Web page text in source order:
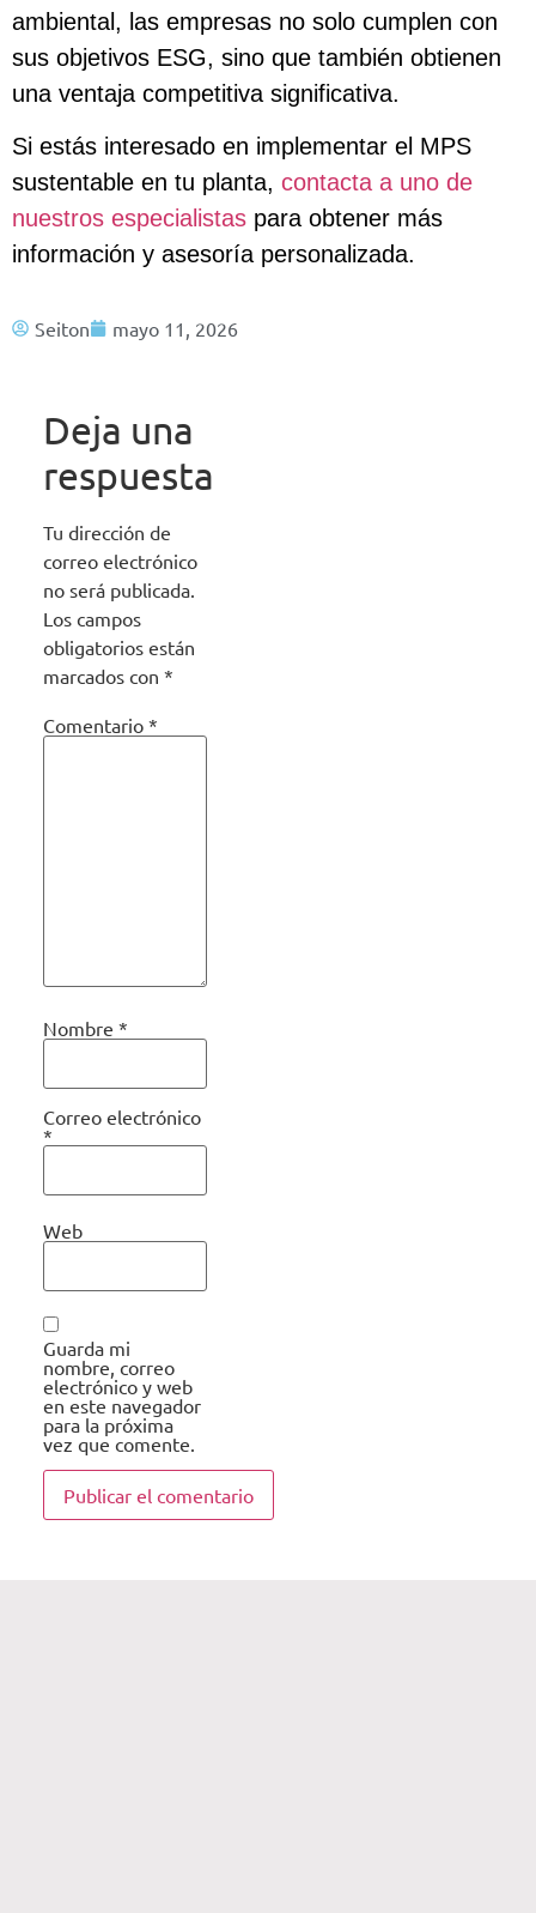
ambiental, las empresas no solo cumplen con
sus objetivos ESG, sino que también obtienen
una ventaja competitiva significativa.
Si estás interesado en implementar el MPS
sustentable en tu planta, contacta a uno de
nuestros especialistas para obtener más
información y asesoría personalizada.
Seiton mayo 11, 2026
Deja una
respuesta
Tu dirección de
correo electrónico
no será publicada.
Los campos
obligatorios están
marcados con *
Comentario *
Nombre *
Correo electrónico
*
Web
Guarda mi
nombre, correo
electrónico y web
en este navegador
para la próxima
vez que comente.